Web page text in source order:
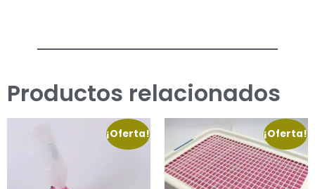
Productos relacionados
¡Oferta! ¡Oferta!